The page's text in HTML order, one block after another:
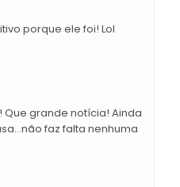
porque ele foi! Lol
Que grande notícia! Ainda
faz falta nenhuma